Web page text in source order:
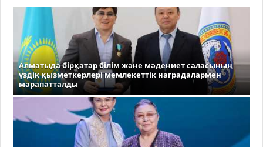
Алматыда бірқатар білім және мәдениет саласының
үздік қызметкерлері мемлекеттік наградалармен
марапатталды